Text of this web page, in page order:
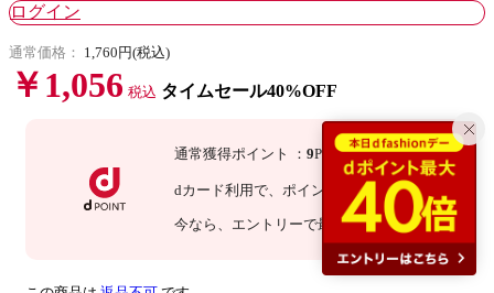
ログイン
通常価格： 1,760円(税込)
￥1,056 税込 タイムセール40%OFF
通常獲得ポイント ： 9P
dカード利用で、 ポイント 倍 ： 27P
今なら 、エントリーで最大 倍！詳細